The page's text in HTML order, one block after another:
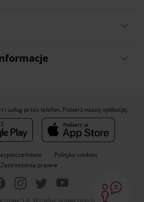
Polityka cookies
Zastrzeżenia prawne
i usług przez telefon. Pobierz naszą aplikację: